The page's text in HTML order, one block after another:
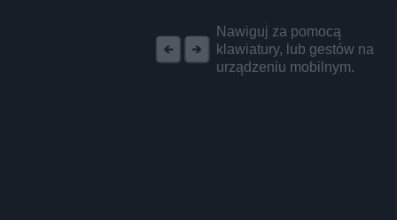
Nawiguj za pomocą
klawiatury, lub gestów na
urządzeniu mobilnym.